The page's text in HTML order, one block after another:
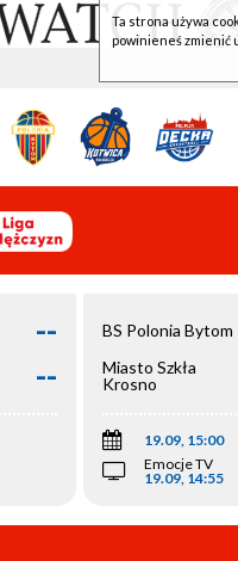
--
--
BS Polonia Bytom
Miasto Szkła
Krosno
19.09, 15:00
Emocje TV
19.09, 14:55
Ta strona używa
powinieneś zmienić